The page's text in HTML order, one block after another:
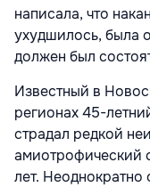
написала, что
ухудшилось, была
должен был
Известный в
регионах 45-
страдал редкой
амиотрофический
лет. Неоднократно